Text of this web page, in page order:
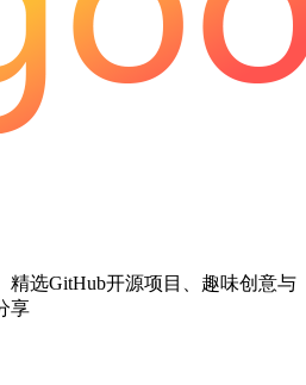
精选GitHub开源项目、趣味创意与
享